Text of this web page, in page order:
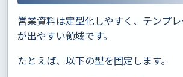
営業資料は定型化しやすく、テンプ
が出やすい領域です。
たとえば、以下の型を固定します。